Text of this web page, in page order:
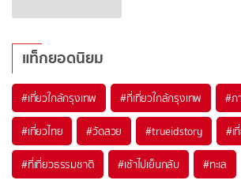
แท็กยอดนิยม
#เที่ยวใกล้กรุงเทพ #ที่เที่ยวใกล้กรุงเทพ #ภ
#เที่ยวไทย #วัดสวย #trueidstory #เ
#ที่เที่ยวธรรมชาติ #เช้าไปเย็นกลับ #ทะเล